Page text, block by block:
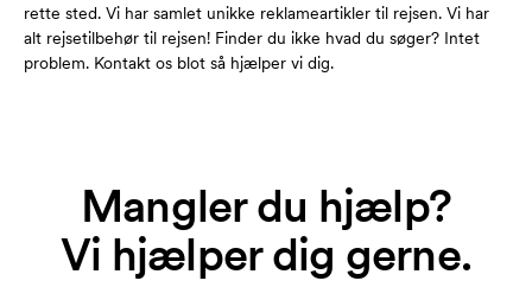
rette sted. Vi har samlet unikke reklameartikler til rejsen. Vi har
alt rejsetilbehør til rejsen! Finder du ikke hvad du søger? Intet
problem. Kontakt os blot så hjælper vi dig.
Mangler du hjælp?
Vi hjælper dig gerne.